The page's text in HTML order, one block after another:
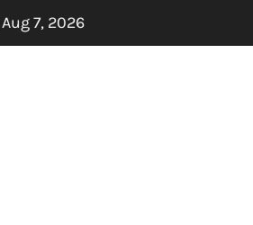
、Repvblik、Armada及Samsons联手打
7, 2026